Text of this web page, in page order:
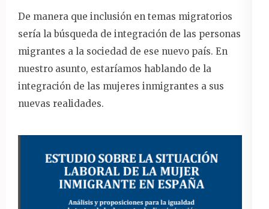
De manera que inclusión en temas migratorios
sería la búsqueda de integración de las personas
migrantes a la sociedad de ese nuevo país. En
nuestro asunto, estaríamos hablando de la
integración de las mujeres inmigrantes a sus
nuevas realidades.